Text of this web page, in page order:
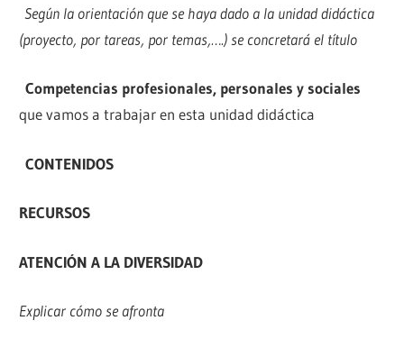
Según la orientación que se haya dado a la unidad didáctica
(proyecto, por tareas, por temas,….) se concretará el título
Competencias profesionales, personales y sociales
que vamos a trabajar en esta unidad didáctica
CONTENIDOS
RECURSOS
ATENCIÓN A LA DIVERSIDAD
Explicar cómo se afronta